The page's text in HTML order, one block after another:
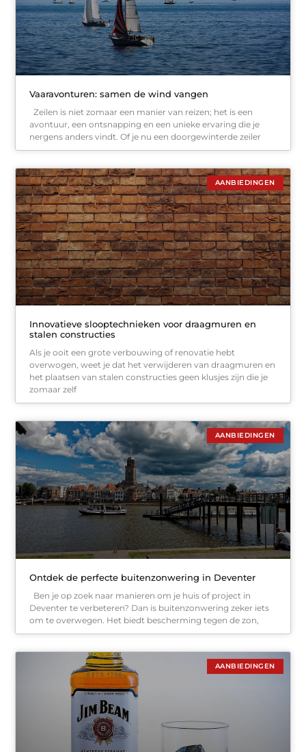
Vaaravonturen: samen de wind vangen
Zeilen is niet zomaar een manier van reizen; het is een
avontuur, een ontsnapping en een unieke ervaring die je
nergens anders vindt. Of je nu een doorgewinterde zeiler
AANBIEDINGEN
Innovatieve slooptechnieken voor draagmuren en
stalen constructies
Als je ooit een grote verbouwing of renovatie hebt
overwogen, weet je dat het verwijderen van draagmuren en
het plaatsen van stalen constructies geen klusjes zijn die je
zomaar zelf
AANBIEDINGEN
Ontdek de perfecte buitenzonwering in Deventer
Ben je op zoek naar manieren om je huis of project in
Deventer te verbeteren? Dan is buitenzonwering zeker iets
om te overwegen. Het biedt bescherming tegen de zon,
AANBIEDINGEN